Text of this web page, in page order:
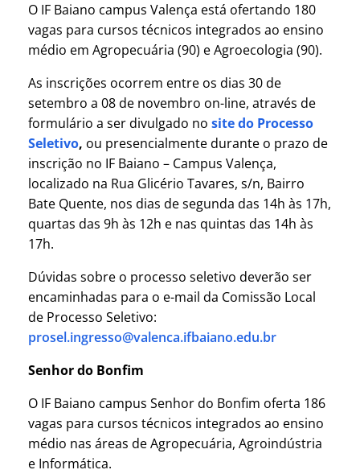
O IF Baiano campus Valença está ofertando 180
vagas para cursos técnicos integrados ao ensino
médio em Agropecuária (90) e Agroecologia (90).
As inscrições ocorrem entre os dias 30 de
setembro a 08 de novembro on-line, através de
formulário a ser divulgado no site do Processo
Seletivo, ou presencialmente durante o prazo de
inscrição no IF Baiano – Campus Valença,
localizado na Rua Glicério Tavares, s/n, Bairro
Bate Quente, nos dias de segunda das 14h às 17h,
quartas das 9h às 12h e nas quintas das 14h às
17h.
Dúvidas sobre o processo seletivo deverão ser
encaminhadas para o e-mail da Comissão Local
de Processo Seletivo:
prosel.ingresso@valenca.ifbaiano.edu.br
Senhor do Bonfim
O IF Baiano campus Senhor do Bonfim oferta 186
vagas para cursos técnicos integrados ao ensino
médio nas áreas de Agropecuária, Agroindústria
e Informática.